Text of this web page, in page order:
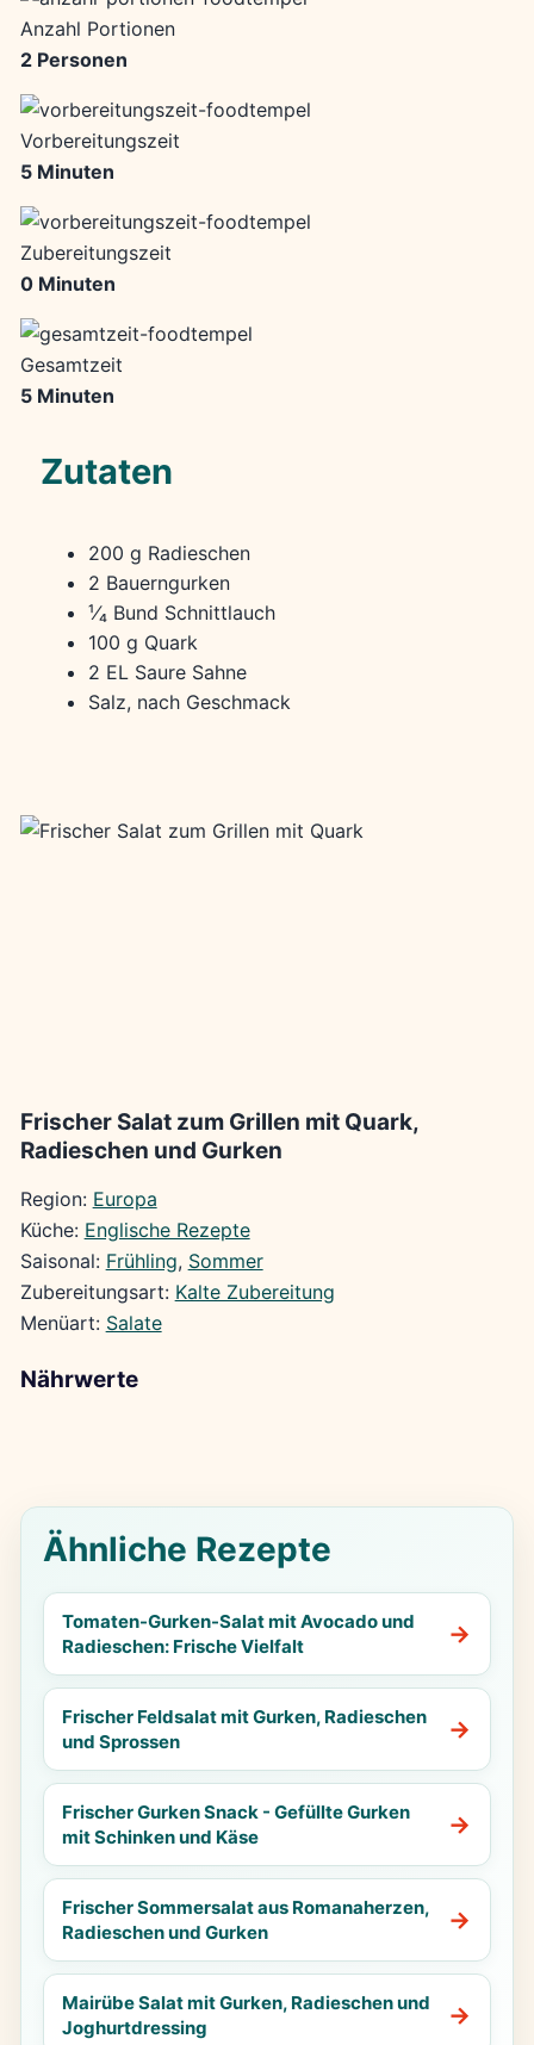
Anzahl Portionen
2 Personen
Vorbereitungszeit
5 Minuten
Zubereitungszeit
0 Minuten
Gesamtzeit
5 Minuten
Zutaten
200 g Radieschen
2 Bauerngurken
¹⁄₄ Bund Schnittlauch
100 g Quark
2 EL Saure Sahne
Salz, nach Geschmack
Frischer Salat zum Grillen mit Quark,
Radieschen und Gurken
Region: Europa
Küche: Englische Rezepte
Saisonal: Frühling, Sommer
Zubereitungsart: Kalte Zubereitung
Menüart: Salate
Nährwerte
Ähnliche Rezepte
Tomaten-Gurken-Salat mit Avocado und
Radieschen: Frische Vielfalt
Frischer Feldsalat mit Gurken, Radieschen
und Sprossen
Frischer Gurken Snack - Gefüllte Gurken
mit Schinken und Käse
Frischer Sommersalat aus Romanaherzen,
Radieschen und Gurken
Mairübe Salat mit Gurken, Radieschen und
Joghurtdressing